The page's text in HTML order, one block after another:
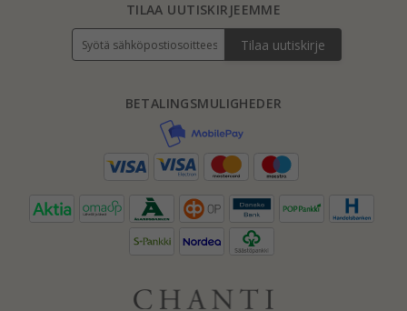
BETALINGSMULIGHEDER
TILAA UUTISKIRJEEMME
Tilaa uutiskirje